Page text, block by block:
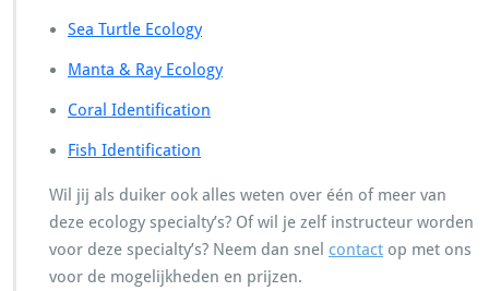
Sea Turtle Ecology
Manta & Ray Ecology
Coral Identification
Fish Identification
Wil jij als duiker ook alles weten over één of meer van
deze ecology specialty’s? Of wil je zelf instructeur worden
voor deze specialty’s? Neem dan snel contact op met ons
voor de mogelijkheden en prijzen.